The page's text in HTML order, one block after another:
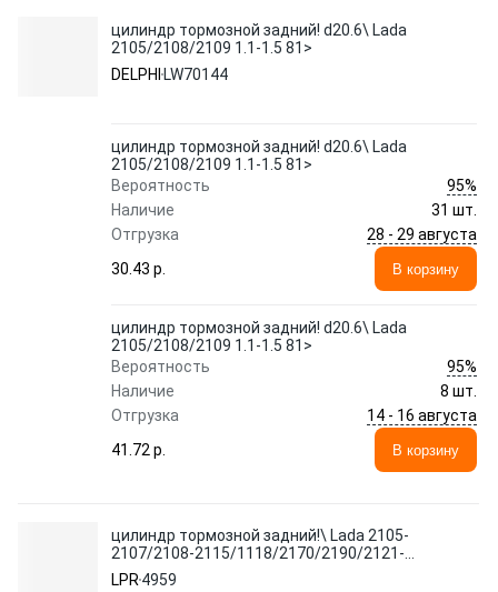
цилиндр тормозной задний! d20.6\ Lada
2105/2108/2109 1.1-1.5 81>
DELPHI LW70144
цилиндр тормозной задний! d20.6\ Lada
2105/2108/2109 1.1-1.5 81>
Вероятность
95%
Наличие
31 шт.
Отгрузка
28 - 29 августа
30.43 p.
В корзину
цилиндр тормозной задний! d20.6\ Lada
2105/2108/2109 1.1-1.5 81>
Вероятность
95%
Наличие
8 шт.
Отгрузка
14 - 16 августа
41.72 p.
В корзину
цилиндр тормозной задний!\ Lada 2105-
2107/2108-2115/1118/2170/2190/2121-
2123
LPR 4959